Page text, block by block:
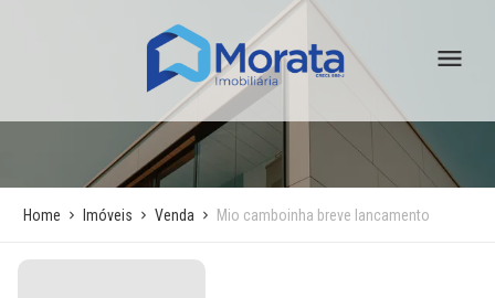
Home Imóveis Venda Mio camboinha breve lancamento